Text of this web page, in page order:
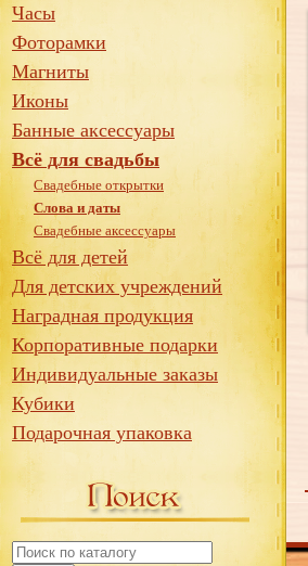
Часы
Фоторамки
Магниты
Иконы
Банные аксессуары
Всё для свадьбы
Свадебные открытки
Слова и даты
Свадебные аксессуары
Всё для детей
Для детских учреждений
Наградная продукция
Корпоративные подарки
Индивидуальные заказы
Кубики
Подарочная упаковка